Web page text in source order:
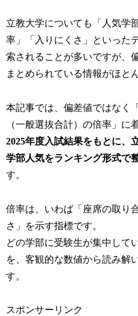
立教大学についても「人気学
率」「入りにくさ」といった
索されることが多いですが、
まとめられている情報がほと
本記事では、偏差値ではなく
（一般選抜合計）の倍率」に
2025年度入試結果をもとに、
学部人気をランキング形式で
す。
倍率は、いわば「座席の取り
さ」を示す指標です。
どの学部に受験生が集中して
を、客観的な数値から読み解
す。
スポンサーリンク